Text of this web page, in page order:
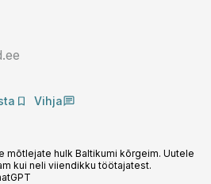
Vihja
mõtlejate hulk Baltikumi kõrgeim. Uutele
kui neli viiendikku töötajatest.